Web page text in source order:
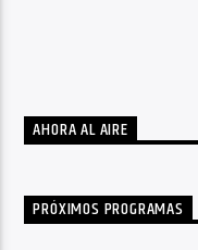
AHORA AL AIRE
PRÓXIMOS PROGRAMAS